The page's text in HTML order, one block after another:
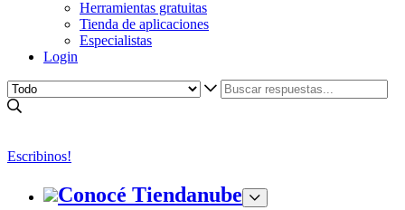
Herramientas gratuitas
Tienda de aplicaciones
Especialistas
Login
Escribinos!
Conocé Tiendanube